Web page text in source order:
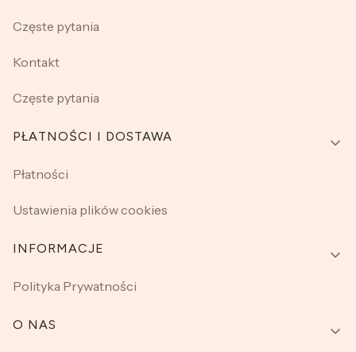
Częste pytania
Kontakt
Częste pytania
PŁATNOŚCI I DOSTAWA
Płatności
Ustawienia plików cookies
INFORMACJE
Polityka Prywatności
O NAS